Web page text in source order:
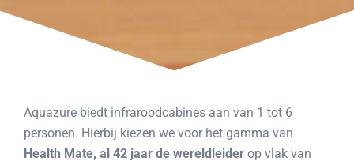
Aquazure biedt infraroodcabines aan van 1 tot 6
personen. Hierbij kiezen we voor het gamma van
Health Mate, al 42 jaar de wereldleiderop vlak van